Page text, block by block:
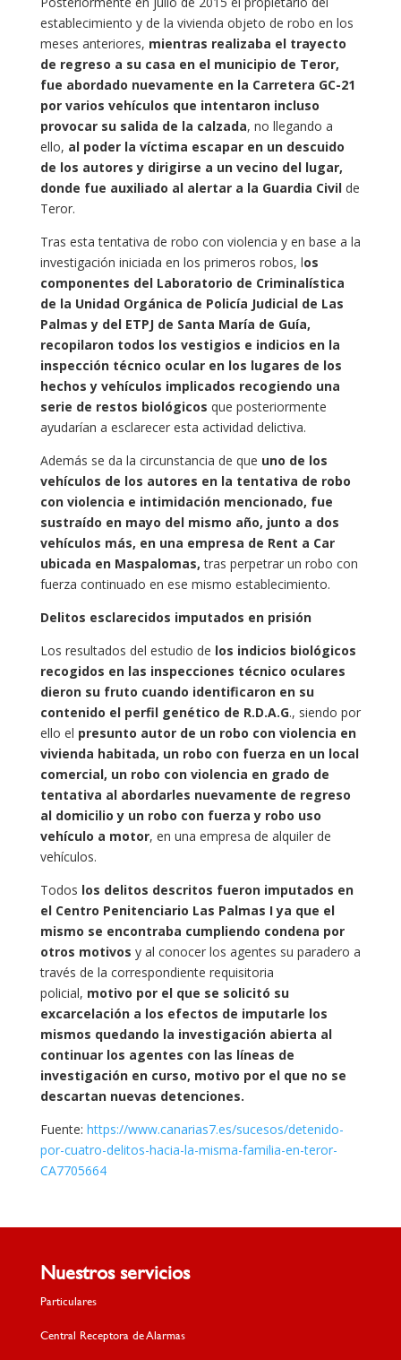
establecimiento y de la vivienda objeto de robo en los
meses anteriores, mientras realizaba el trayecto
de regreso a su casa en el municipio de Teror,
fue abordado nuevamente en la Carretera GC-21
por varios vehículos que intentaron incluso
provocar su salida de la calzada, no llegando a
ello, al poder la víctima escapar en un descuido
de los autores y dirigirse a un vecino del lugar,
donde fue auxiliado al alertar a la Guardia Civil de
Teror.
Tras esta tentativa de robo con violencia y en base a la
investigación iniciada en los primeros robos, los
componentes del Laboratorio de Criminalística
de la Unidad Orgánica de Policía Judicial de Las
Palmas y del ETPJ de Santa María de Guía,
recopilaron todos los vestigios e indicios en la
inspección técnico ocular en los lugares de los
hechos y vehículos implicados recogiendo una
serie de restos biológicos que posteriormente
ayudarían a esclarecer esta actividad delictiva.
Además se da la circunstancia de que uno de los
vehículos de los autores en la tentativa de robo
con violencia e intimidación mencionado, fue
sustraído en mayo del mismo año, junto a dos
vehículos más, en una empresa de Rent a Car
ubicada en Maspalomas, tras perpetrar un robo con
fuerza continuado en ese mismo establecimiento.
Delitos esclarecidos imputados en prisión
Los resultados del estudio de los indicios biológicos
recogidos en las inspecciones técnico oculares
dieron su fruto cuando identificaron en su
contenido el perfil genético de R.D.A.G., siendo por
ello el presunto autor de un robo con violencia en
vivienda habitada, un robo con fuerza en un local
comercial, un robo con violencia en grado de
tentativa al abordarles nuevamente de regreso
al domicilio y un robo con fuerza y robo uso
vehículo a motor, en una empresa de alquiler de
vehículos.
Todos los delitos descritos fueron imputados en
el Centro Penitenciario Las Palmas I ya que el
mismo se encontraba cumpliendo condena por
otros motivos y al conocer los agentes su paradero a
través de la correspondiente requisitoria
policial, motivo por el que se solicitó su
excarcelación a los efectos de imputarle los
mismos quedando la investigación abierta al
continuar los agentes con las líneas de
investigación en curso, motivo por el que no se
descartan nuevas detenciones.
Fuente: https://www.canarias7.es/sucesos/detenido-
por-cuatro-delitos-hacia-la-misma-familia-en-teror-
CA7705664
Nuestros servicios
Particulares
Central Receptora de Alarmas